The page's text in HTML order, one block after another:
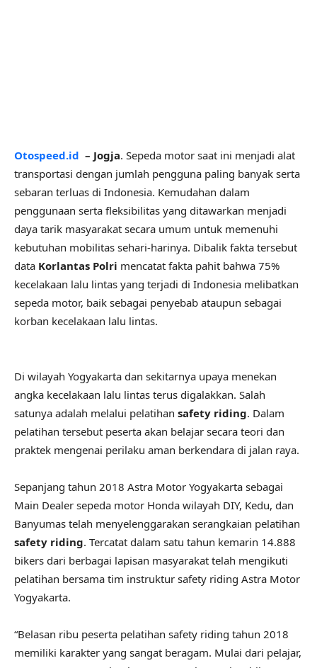
Otospeed.id – Jogja. Sepeda motor saat ini menjadi alat
transportasi dengan jumlah pengguna paling banyak serta
sebaran terluas di Indonesia. Kemudahan dalam
penggunaan serta fleksibilitas yang ditawarkan menjadi
daya tarik masyarakat secara umum untuk memenuhi
kebutuhan mobilitas sehari-harinya. Dibalik fakta tersebut
data Korlantas Polri mencatat fakta pahit bahwa 75%
kecelakaan lalu lintas yang terjadi di Indonesia melibatkan
sepeda motor, baik sebagai penyebab ataupun sebagai
korban kecelakaan lalu lintas.
Di wilayah Yogyakarta dan sekitarnya upaya menekan
angka kecelakaan lalu lintas terus digalakkan. Salah
satunya adalah melalui pelatihan safety riding. Dalam
pelatihan tersebut peserta akan belajar secara teori dan
praktek mengenai perilaku aman berkendara di jalan raya.
Sepanjang tahun 2018 Astra Motor Yogyakarta sebagai
Main Dealer sepeda motor Honda wilayah DIY, Kedu, dan
Banyumas telah menyelenggarakan serangkaian pelatihan
safety riding. Tercatat dalam satu tahun kemarin 14.888
bikers dari berbagai lapisan masyarakat telah mengikuti
pelatihan bersama tim instruktur safety riding Astra Motor
Yogyakarta.
“Belasan ribu peserta pelatihan safety riding tahun 2018
memiliki karakter yang sangat beragam. Mulai dari pelajar,